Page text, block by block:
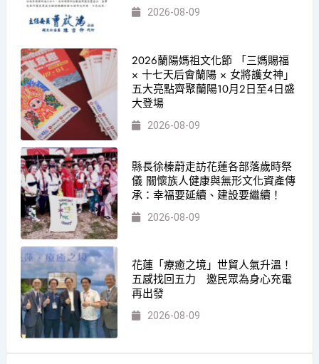
2026-08-09
2026蘭陽媽祖文化節 「三媽賜福
× 十七天后會蘭陽 × 女將護女神」
五大亮點齊聚蘭陽10月2日至4日盛
大登場
2026-08-09
縣長徐榛蔚走訪花蓮各部落歲時祭
儀 關懷族人健康與無形文化資產傳
承：幸福要延續、建設要繼續！
2026-08-09
花蓮「療癒之境」世貿人氣升溫！
五感找回五力 邀民眾為身心充電
再出發
2026-08-09